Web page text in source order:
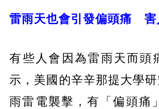
雷雨天也會引發偏頭痛 害
有些人會因為雷雨天而頭
示，美國的辛辛那提大學
雨雷電襲擊，有「偏頭痛